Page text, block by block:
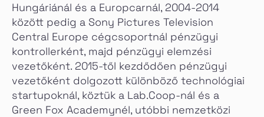
Hungáriánál és a Europcarnál, 2004-2014
között pedig a Sony Pictures Television
Central Europe cégcsoportnál pénzügyi
kontrollerként, majd pénzügyi elemzési
vezetőként. 2015-től kezdődően pénzügyi
vezetőként dolgozott különböző technológiai
startupoknál, köztük a Lab.Coop-nál és a
Green Fox Academynél, utóbbi nemzetközi